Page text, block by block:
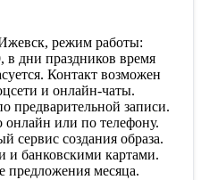
режим работы:
в дни праздников время
Контакт возможен
и онлайн-чаты.
предварительной записи.
онлайн или по телефону.
сервис создания образа.
банковскими картами.
предложения месяца.